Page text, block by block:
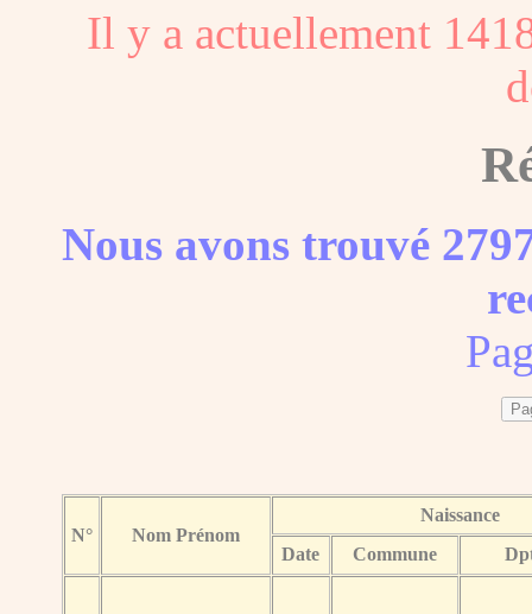
Il y a actuellement
Nous avons trouvé
N° Nom Prénom
Naissance
Date
Commune